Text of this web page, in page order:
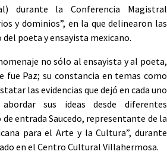
durante la Conferencia Magistral
y dominios”, en la que delinearon las
poeta y ensayista mexicano.
no sólo al ensayista y al poeta,
fue Paz; su constancia en temas como
las evidencias que dejó en cada uno
sus ideas desde diferentes
entrada Saucedo, representante de la
para el Arte y la Cultura”, durante
en el Centro Cultural Villahermosa.